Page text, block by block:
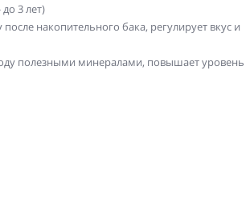
3 лет)
накопительного бака, регулирует вкус и
полезными минералами, повышает уровень